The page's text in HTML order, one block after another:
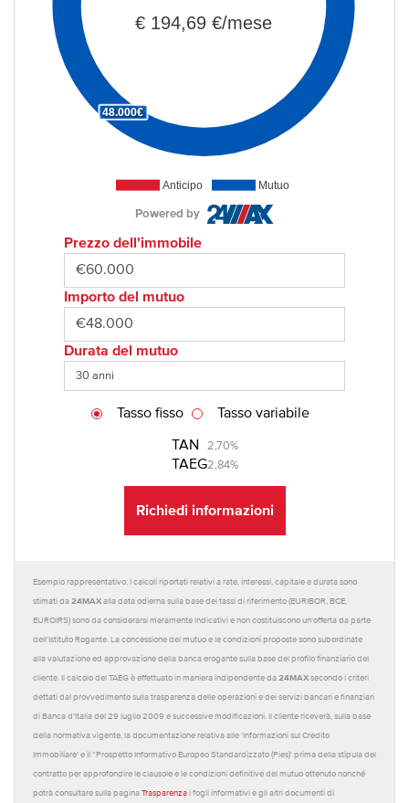
Anticipo Mutuo
48.000€
€ 194,69 €/mese
Powered by
Prezzo dell'immobile
Importo del mutuo
Durata del mutuo
TAN 2,70%
TAEG2,84%
Tasso fisso Tasso variabile
Richiedi informazioni
Esempio rappresentativo: I calcoli riportati relativi a rate, interessi, capitale e durata sono
stimati da 24MAX alla data odierna sulla base dei tassi di riferimento (EURIBOR, BCE,
EUROIRS) sono da considerarsi meramente indicativi e non costituiscono un'offerta da parte
dell'Istituto Rogante. La concessione del mutuo e le condizioni proposte sono subordinate
alla valutazione ed approvazione della banca erogante sulla base del profilo finanziario del
cliente. Il calcolo del TAEG è effettuato in maniera indipendente da 24MAX secondo i criteri
dettati dal provvedimento sulla trasparenza delle operazioni e dei servizi bancari e finanziari
di Banca d'Italia del 29 luglio 2009 e successive modificazioni. Il cliente riceverà, sulla base
della normativa vigente, la documentazione relativa alle 'Informazioni sul Credito
Immobiliare' e il “Prospetto Informativo Europeo Standardizzato (Pies)' prima della stipula del
contratto per approfondire le clausole e le condizioni definitive del mutuo ottenuto nonché
potrà consultare sulla pagina Trasparenza i fogli informativi e gli altri documenti di